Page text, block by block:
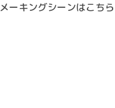
メーキングシーンはこちら